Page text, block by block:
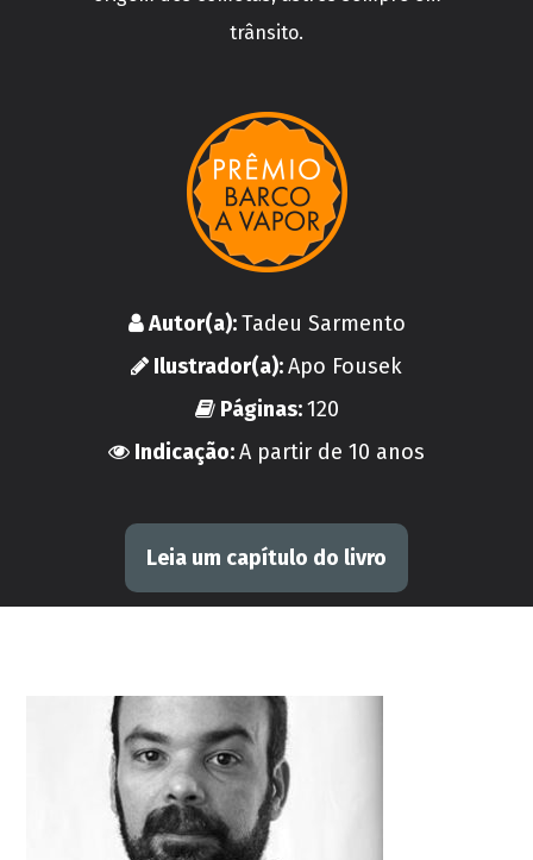
trânsito.
Autor(a): Tadeu Sarmento
Ilustrador(a):Apo Fousek
Páginas: 120
Indicação:A partir de 10 anos
Leia um capítulo do livro